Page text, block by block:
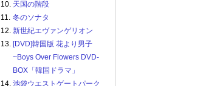
10. 天国の階段
11. 冬のソナタ
12. 新世紀エヴァンゲリオン
13. [DVD]韓国版 花より男子
~Boys Over Flowers DVD-
BOX「韓国ドラマ」
14. 池袋ウエストゲートパーク